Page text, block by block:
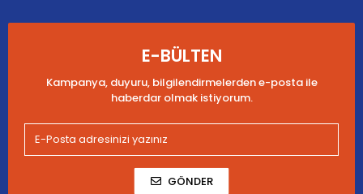
E-BÜLTEN
Kampanya, duyuru, bilgilendirmelerden e-posta ile
haberdar olmak istiyorum.
GÖNDER